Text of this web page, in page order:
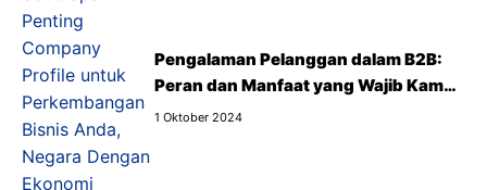
Pengalaman Pelanggan dalam B2B:
Peran dan Manfaat yang Wajib Kamu
Tahu
1 Oktober 2024